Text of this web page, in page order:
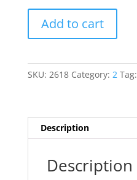
quantity
Add to cart
SKU: 2618 Category: 2 Tag:
Description
Description